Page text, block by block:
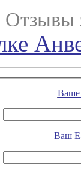
Отзывы
Ваше
Ваш